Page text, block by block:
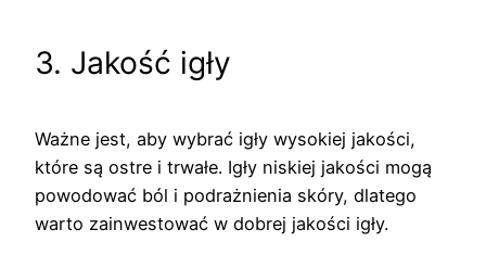
3. Jakość igły
Ważne jest, aby wybrać igły wysokiej jakości,
które są ostre i trwałe. Igły niskiej jakości mogą
powodować ból i podrażnienia skóry, dlatego
warto zainwestować w dobrej jakości igły.